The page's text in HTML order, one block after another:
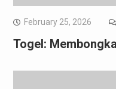
February 25, 2026
Togel: